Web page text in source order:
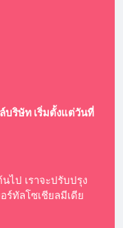
บริษัท เริ่มตั้งแต่วันที่
ไป เราจะปรับปรุง
ร์ทัลโซเชียลมีเดีย